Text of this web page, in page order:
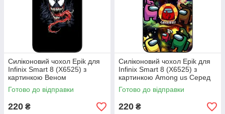
Силіконовий чохол Epik для
Infinix Smart 8 (X6525) з
картинкою Веном
Готово до відправки
220 ₴
Силіконовий чохол Epik для
Infinix Smart 8 (X6525) з
картинкою Among us Серед
нас
Готово до відправки
220 ₴